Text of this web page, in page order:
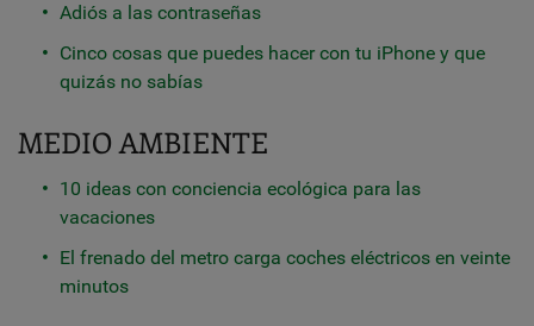
Adiós a las contraseñas
Cinco cosas que puedes hacer con tu iPhone y que
quizás no sabías
MEDIO AMBIENTE
10 ideas con conciencia ecológica para las
vacaciones
El frenado del metro carga coches eléctricos en veinte
minutos